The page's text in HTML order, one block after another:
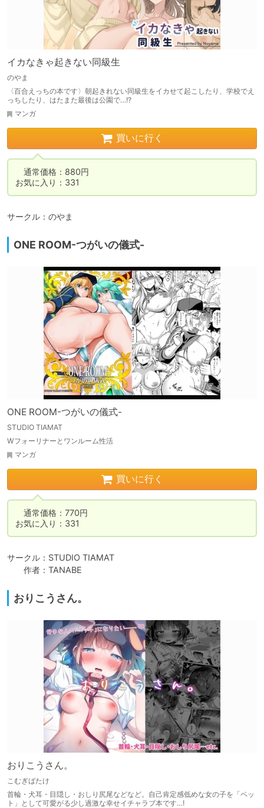
イカなきゃ起きない同級生
のやま
〈百合えっちの本です〉朝起きれない同級生をイカせて起こしたり、学校でえ
っちしたり、はたまた最後は公園で…!?
マンガ
買いに行く
通常価格：880円
お気に入り：331
サークル：のやま
ONE ROOM-つがいの儀式-
ONE ROOM-つがいの儀式-
STUDIO TIAMAT
Wフォーリナーとワンルーム性活
マンガ
買いに行く
通常価格：770円
お気に入り：331
サークル：STUDIO TIAMAT
作者：TANABE
おりこうさん。
おりこうさん。
こむぎばたけ
首輪・犬耳・目隠し・おしり尻尾などなど。自己肯定感低めな女の子を「ペッ
ト」として可愛がる少し過激な幸せイチャラブ本です…!